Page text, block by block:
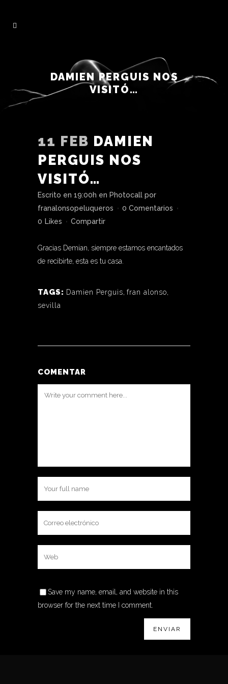
DAMIEN PERGUIS NOS
VISITÓ…
11 FEB DAMIEN
PERGUIS NOS
VISITÓ…
Escrito en 19:00h en Photocall por
franalonsopeluqueros
0 Comentarios
0 Likes Compartir
Gracias Demian, siempre estamos encantados
de recibirte, esta es tu casa.
TAGS: Damien Perguis, fran alonso,
sevilla
COMENTAR
Save my name, email, and website in this
browser for the next time I comment.